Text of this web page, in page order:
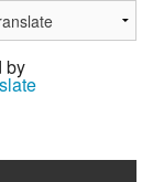
by